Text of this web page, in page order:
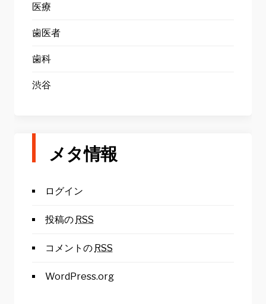
医療
歯医者
歯科
渋谷
メタ情報
ログイン
投稿の RSS
コメントの RSS
WordPress.org